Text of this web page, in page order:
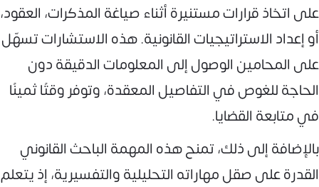
على اتخاذ قرارات مستنيرة أثناء صياغة المذكرات، العقود،
أو إعداد الاستراتيجيات القانونية. هذه الاستشارات تسهّل
على المحامين الوصول إلى المعلومات الدقيقة دون
الحاجة للغوص في التفاصيل المعقدة، وتوفر وقتًا ثمينًا
في متابعة القضايا.
بالإضافة إلى ذلك، تمنح هذه المهمة الباحث القانوني
القدرة على صقل مهاراته التحليلية والتفسيرية، إذ يتعلم